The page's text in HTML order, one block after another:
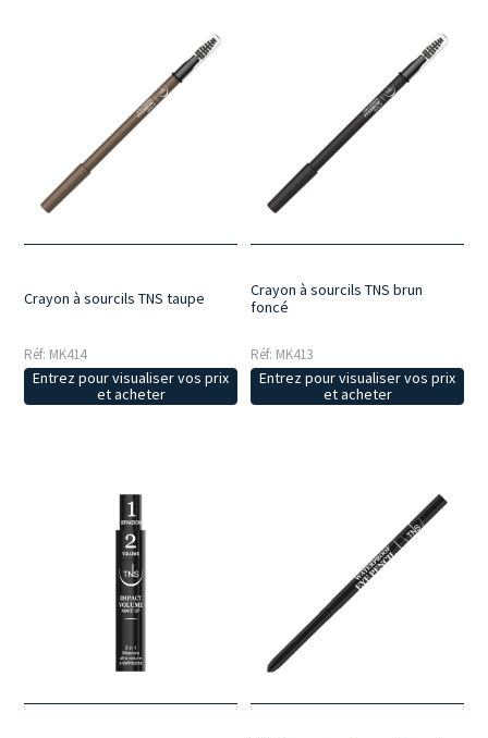
Crayon à sourcils TNS taupe
Réf: MK414
Entrez pour visualiser vos prix
et acheter
Crayon à sourcils TNS brun
foncé
Réf: MK413
Entrez pour visualiser vos prix
et acheter